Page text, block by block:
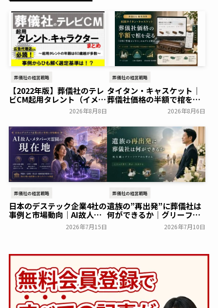
葬儀社の経営戦略
【2022年版】葬儀社のテレ
ビCM起用タレント（イメー
ジキャラクター）まとめ
2026年8月8日
葬儀社の経営戦略
タイタン・キャスケット｜
葬儀社価格の半額で棺を売
る「DTC型棺ビジネス」の
2026年8月6日
葬儀社の経営戦略
日本のデステック企業4社の
事例と市場動向｜AI故人・
メタバース霊園の現在地
2026年7月15日
葬儀社の経営戦略
遺族の”再出発”に葬儀社は
何ができるか｜グリーフケ
アから読み解く故人との向
2026年7月10日